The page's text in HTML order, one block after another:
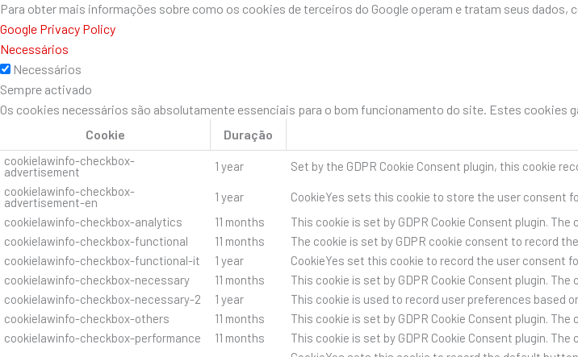
Para obter mais informações sobre como os cookies de terceiros do Google operam e tratam seus dados,
Google Privacy Policy
Necessários
Necessários
Sempre activado
Os cookies necessários são absolutamente essenciais para o bom funcionamento do site. Estes cookies
Cookie
Duração
cookielawinfo-checkbox-
advertisement 1 year
Set by the GDPR Cookie Consent plugin, this cookie
cookielawinfo-checkbox-
advertisement-en 1 year
CookieYes sets this cookie to store the user consent
cookielawinfo-checkbox-analytics
11 months
This cookie is set by GDPR Cookie Consent plugin.
cookielawinfo-checkbox-functional
11 months
The cookie is set by GDPR cookie consent to record
cookielawinfo-checkbox-functional-it
1 year
CookieYes set this cookie to record the user consent
cookielawinfo-checkbox-necessary
11 months
This cookie is set by GDPR Cookie Consent plugin.
cookielawinfo-checkbox-necessary-2
1 year
This cookie is used to record user preferences based
cookielawinfo-checkbox-others
11 months
This cookie is set by GDPR Cookie Consent plugin.
cookielawinfo-checkbox-performance
11 months
This cookie is set by GDPR Cookie Consent plugin.